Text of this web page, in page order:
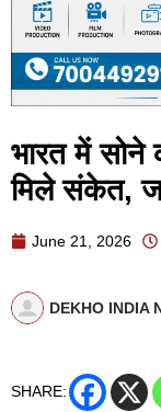
भारत में सोने
मिले संकेत,
June 21, 2026
DEKHO INDIA
SHARE: